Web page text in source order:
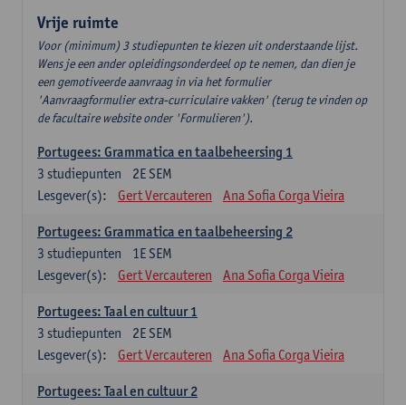
Vrije ruimte
Voor (minimum) 3 studiepunten te kiezen uit onderstaande lijst.
Wens je een ander opleidingsonderdeel op te nemen, dan dien je
een gemotiveerde aanvraag in via het formulier
'Aanvraagformulier extra-curriculaire vakken' (terug te vinden op
de facultaire website onder 'Formulieren').
Portugees: Grammatica en taalbeheersing 1
2E SEM
3 studiepunten
Lesgever(s):
Gert Vercauteren Ana Sofia Corga Vieira
Portugees: Grammatica en taalbeheersing 2
1E SEM
3 studiepunten
Lesgever(s):
Gert Vercauteren Ana Sofia Corga Vieira
Portugees: Taal en cultuur 1
2E SEM
3 studiepunten
Lesgever(s):
Gert Vercauteren Ana Sofia Corga Vieira
Portugees: Taal en cultuur 2